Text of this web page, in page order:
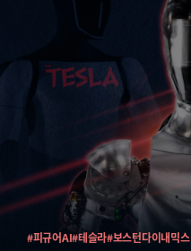
#피규어AI#테슬라#보스턴다이내믹스